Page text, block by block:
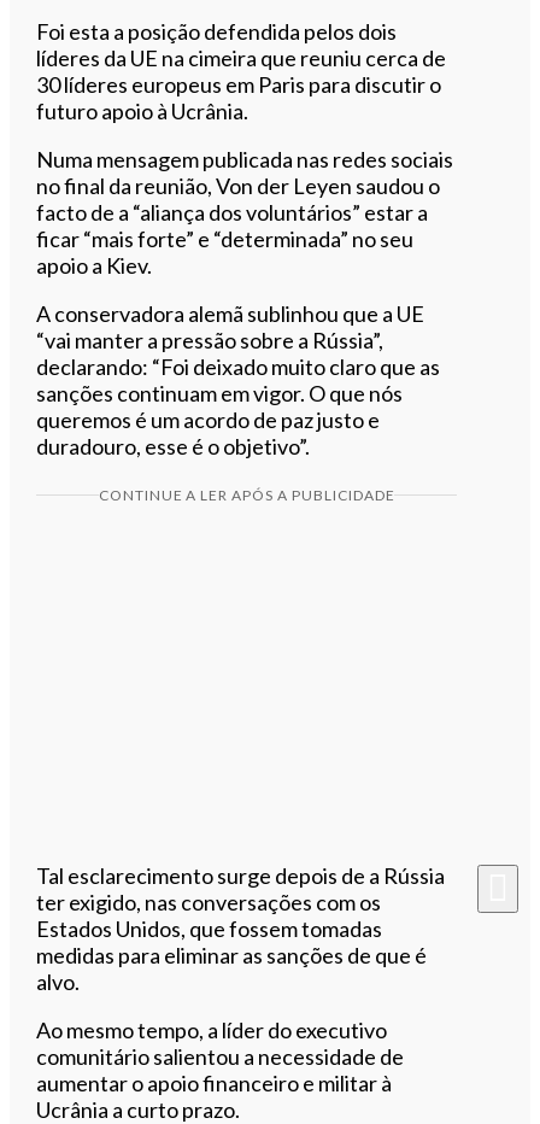
Foi esta a posição defendida pelos dois
líderes da UE na cimeira que reuniu cerca de
30 líderes europeus em Paris para discutir o
futuro apoio à Ucrânia.
Numa mensagem publicada nas redes sociais
no final da reunião, Von der Leyen saudou o
facto de a “aliança dos voluntários” estar a
ficar “mais forte” e “determinada” no seu
apoio a Kiev.
A conservadora alemã sublinhou que a UE
“vai manter a pressão sobre a Rússia”,
declarando: “Foi deixado muito claro que as
sanções continuam em vigor. O que nós
queremos é um acordo de paz justo e
duradouro, esse é o objetivo”.
CONTINUE A LER APÓS A PUBLICIDADE
Tal esclarecimento surge depois de a Rússia
ter exigido, nas conversações com os
Estados Unidos, que fossem tomadas
medidas para eliminar as sanções de que é
alvo.
Ao mesmo tempo, a líder do executivo
comunitário salientou a necessidade de
aumentar o apoio financeiro e militar à
Ucrânia a curto prazo.